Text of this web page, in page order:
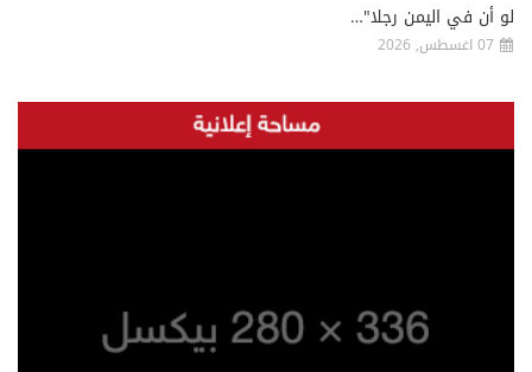
لو أن في اليمن رجلا"…
07 اغسطس, 2026